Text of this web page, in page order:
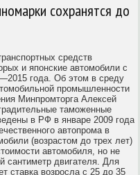
сохранятся до
средств
и японские автомобили с
года. Об этом в среду
промышленности
Минпромторга Алексей
таможенные
в РФ в январе 2009 года
автопрома в
(возрастом до трех лет)
автомобиля, но не
сантиметр двигателя. Для
ставка возросла с 25 до 35